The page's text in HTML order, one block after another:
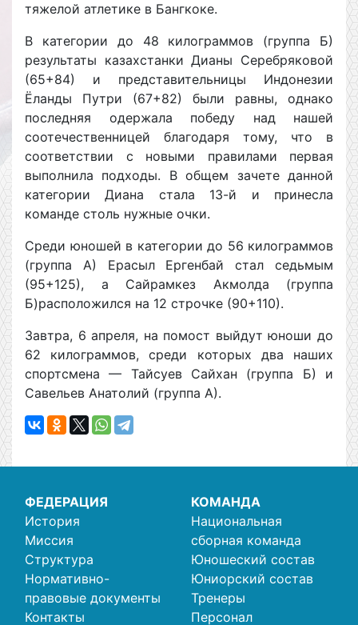
тяжелой атлетике в Бангкоке.
В категории до 48 килограммов (группа Б)
результаты казахстанки Дианы Серебряковой
(65+84) и представительницы Индонезии
Ёланды Путри (67+82) были равны, однако
последняя одержала победу над нашей
соотечественницей благодаря тому, что в
соответствии с новыми правилами первая
выполнила подходы. В общем зачете данной
категории Диана стала 13-й и принесла
команде столь нужные очки.
Среди юношей в категории до 56 килограммов
(группа А) Ерасыл Ергенбай стал седьмым
(95+125), а Сайрамкез Акмолда (группа
Б)расположился на 12 строчке (90+110).
Завтра, 6 апреля, на помост выйдут юноши до
62 килограммов, среди которых два наших
спортсмена — Тайсуев Сайхан (группа Б) и
Савельев Анатолий (группа А).
ФЕДЕРАЦИЯ
История
Миссия
Структура
Нормативно-
правовые документы
Контакты
КОМАНДА
Национальная
сборная команда
Юношеский состав
Юниорский состав
Тренеры
Персонал